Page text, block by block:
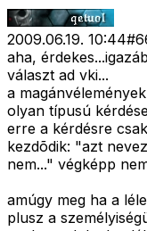
2009.06.19. 10:44#
aha,
választ ad vki...
a
olyan típusú
erre a kérdésre
kezdõdik: "azt
nem..." végképp
amúgy meg ha a
plusz a